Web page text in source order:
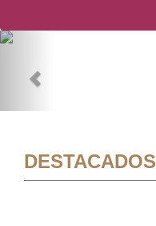
DESTACADOS